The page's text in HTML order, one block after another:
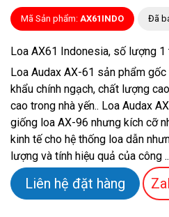
Mã Sản phẩm: AX61INDO Đã
Loa AX61 Indonesia, số lượng 1
Loa Audax AX-61 sản phẩm
khẩu chính ngạch, chất lượng
cao trong nhà yến.. Loa Audax
giống loa AX-96 nhưng kích cỡ
kinh tế cho hệ thống loa dẫn
lượng và tính hiệu quả của công
Liên hệ đặt hàng